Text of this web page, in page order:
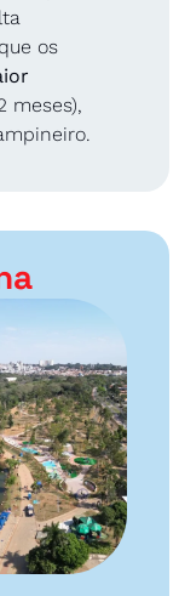
os
meses),